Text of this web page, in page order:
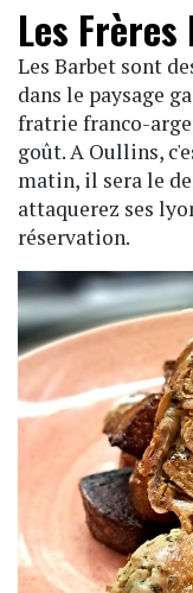
Les
Les Barbet sont
dans le paysage
fratrie franco-
goût. A Oullins,
matin, il sera le
attaquerez ses
réservation.